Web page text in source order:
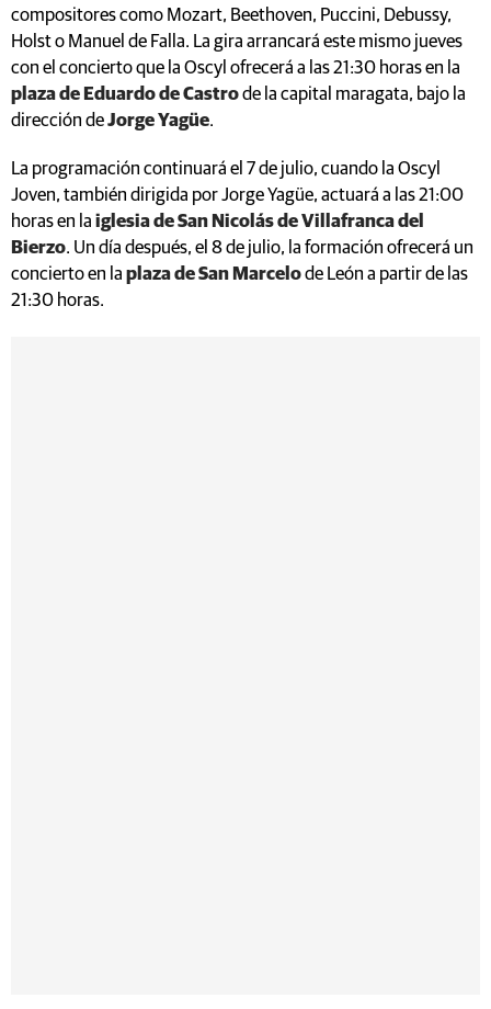
compositores como Mozart, Beethoven, Puccini, Debussy,
Holst o Manuel de Falla. La gira arrancará este mismo jueves
con el concierto que la Oscyl ofrecerá a las 21:30 horas en la
plaza de Eduardo de Castrode la capital maragata, bajo la
dirección deJorge Yagüe.
La programación continuará el 7 de julio, cuando la Oscyl
Joven, también dirigida por Jorge Yagüe, actuará a las 21:00
horas en la iglesia de San Nicolás de Villafranca del
Bierzo. Un día después, el 8 de julio, la formación ofrecerá un
concierto en la plaza de San Marcelode León a partir de las
21:30 horas.